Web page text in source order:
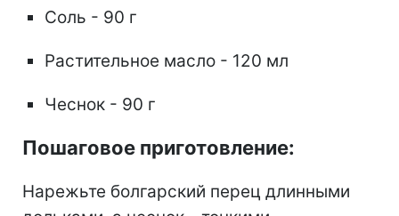
Соль - 90 г
Растительное масло - 120 мл
Чеснок - 90 г
Пошаговое приготовление:
Нарежьте болгарский перец длинными